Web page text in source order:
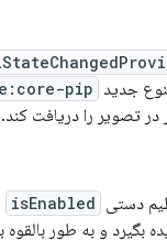
جدید pip
تصویر را دریافت
isEnabled
بگیرد و به طور